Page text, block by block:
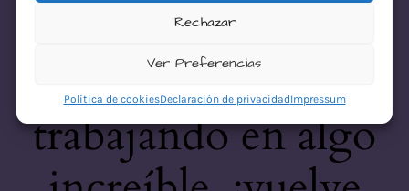
Rechazar
Ver Preferencias
Política de cookiesDeclaración de privacidadImpressum
¡Disculpa este
desastre! Estamos
trabajando en algo